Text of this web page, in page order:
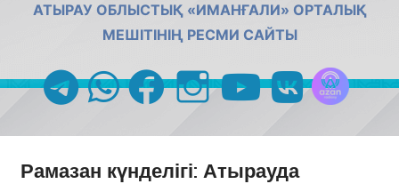
АТЫРАУ ОБЛЫСТЫҚ «ИМАНҒАЛИ» ОРТАЛЫҚ
МЕШІТІНІҢ РЕСМИ САЙТЫ
telegramwhatsappfacebookinstagramyoutubevk
Рамазан күнделігі: Атырауда